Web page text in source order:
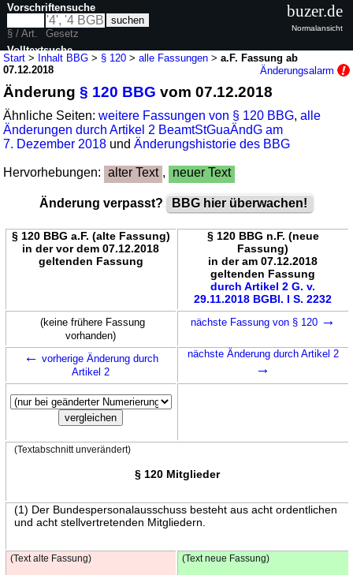
Start > Inhalt BBG > § 120 >alle Fassungen >a.F. Fassung ab
07.12.2018
Änderungsalarm
Änderung§ 120 BBG vom 07.12.2018
Ähnliche Seiten:weitere Fassungen von § 120 BBG,alle
Änderungen durch Artikel 2 BeamtStGuaÄndG am
7. Dezember 2018 undÄnderungshistorie des BBG
Hervorhebungen: alter Text , neuer Text
Änderung verpasst? BBG hier überwachen!
§ 120 BBG a.F. (alte Fassung)
in der vor dem 07.12.2018
geltenden Fassung
§ 120 BBG n.F. (neue
Fassung)
in der am 07.12.2018
geltenden Fassung
durch Artikel 2 G. v.
29.11.2018 BGBl. I S. 2232
(keine frühere Fassung
vorhanden)
nächste Fassung von § 120 →
← vorherige Änderung durch
Artikel 2
nächste Änderung durch Artikel 2
→
(Textabschnitt unverändert)
§ 120 Mitglieder
(1) Der Bundespersonalausschuss besteht aus acht ordentlichen
und acht stellvertretenden Mitgliedern.
(Text alte Fassung) (Text neue Fassung)
Vorschriftensuche
§ / Art.
Gesetz
Volltextsuche
buzer.de
Normalansicht